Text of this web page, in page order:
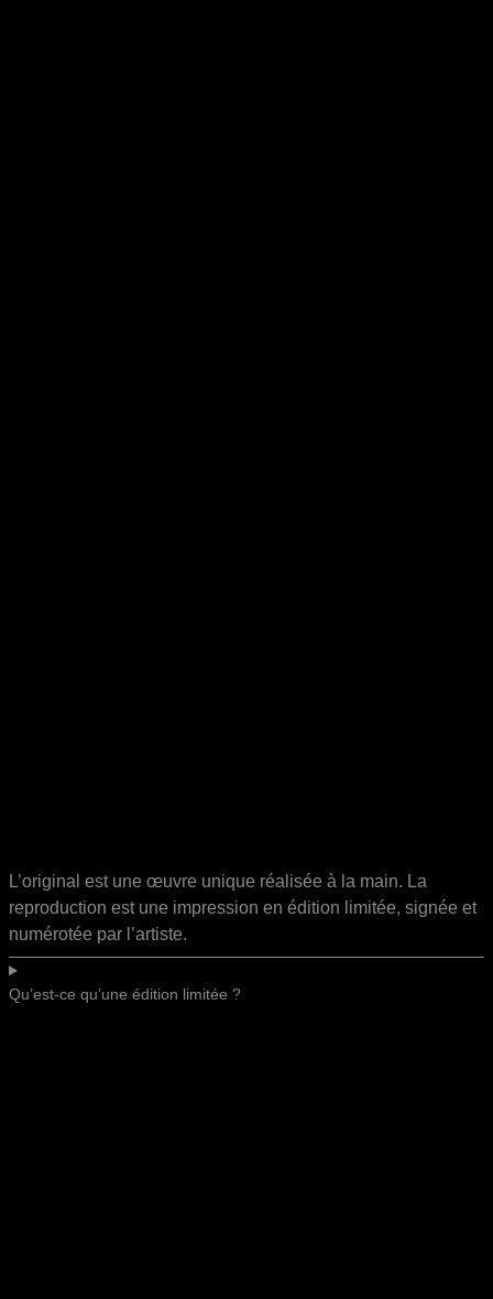
L’original est une œuvre unique réalisée à la main. La
reproduction est une impression en édition limitée, signée et
numérotée par l’artiste.
Qu’est-ce qu’une édition limitée ?